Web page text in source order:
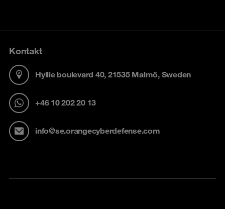
Kontakt
Hyllie boulevard 40, 21535 Malmö, Sweden
+46 10 202 20 13
info@se.orangecyberdefense.com